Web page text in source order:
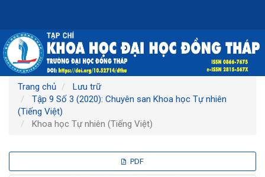
chính
Nội
dung
chính
Thanh
bên
Trang chủ
Lưu trữ
Tập 9 Số 3 (2020): Chuyên san Khoa học Tự nhiên
(Tiếng Việt)
Khoa học Tự nhiên (Tiếng Việt)
PDF